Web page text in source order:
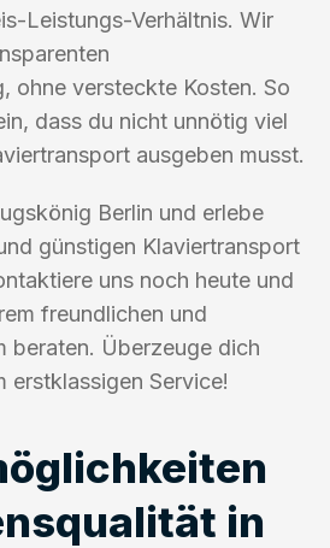
Leistungs-Verhältnis. Wir
ohne versteckte Kosten. So
dass du nicht unnötig viel
ausgeben musst.
Berlin und erlebe
günstigen Klaviertransport
uns noch heute und
freundlichen und
beraten. Überzeuge dich
erstklassigen Service!
in